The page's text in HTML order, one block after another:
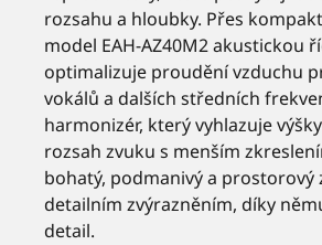
rozsahu a hloubky. Přes
model EAH-AZ40M2 akustickou
optimalizuje proudění vzduchu
vokálů a dalších středních
harmonizér, který vyhlazuje
rozsah zvuku s menším
bohatý, podmanivý a prostorový
detailním zvýrazněním, díky
detail.